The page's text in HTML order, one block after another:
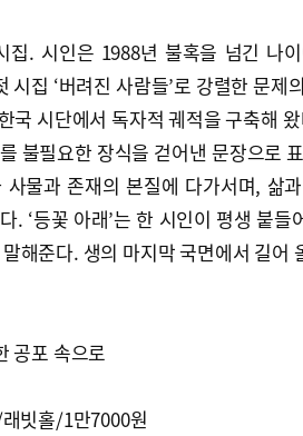
집. 시인은 1988년 불혹을 넘긴 나
시집 ‘버려진 사람들’로 강렬한 문제
국 시단에서 독자적 궤적을 구축해
불필요한 장식을 걷어낸 문장으로
물과 존재의 본질에 다가서며, 삶
. ‘등꽃 아래’는 한 시인이 평생 붙들
해준다. 생의 마지막 국면에서 길어
공포 속으로
빗홀/1만7000원